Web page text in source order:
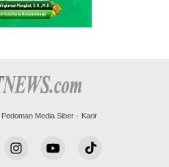
Pedoman Media Siber Karir